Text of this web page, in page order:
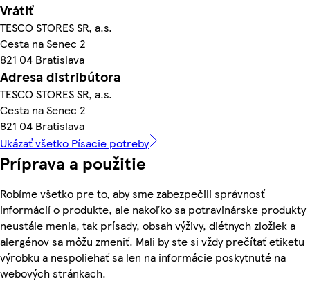
Vrátiť
TESCO STORES SR, a.s.
Cesta na Senec 2
821 04 Bratislava
Adresa distribútora
TESCO STORES SR, a.s.
Cesta na Senec 2
821 04 Bratislava
Ukázať všetko Písacie potreby
Príprava a použitie
Robíme všetko pre to, aby sme zabezpečili správnosť
informácií o produkte, ale nakoľko sa potravinárske produkty
neustále menia, tak prísady, obsah výživy, diétnych zložiek a
alergénov sa môžu zmeniť. Mali by ste si vždy prečítať etiketu
výrobku a nespoliehať sa len na informácie poskytnuté na
webových stránkach.